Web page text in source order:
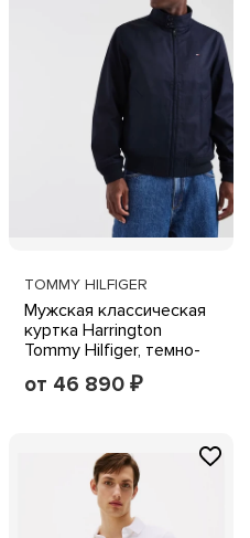
TOMMY HILFIGER
Мужская классическая
куртка Harrington
Tommy Hilfiger, темно-
от 46 890 ₽